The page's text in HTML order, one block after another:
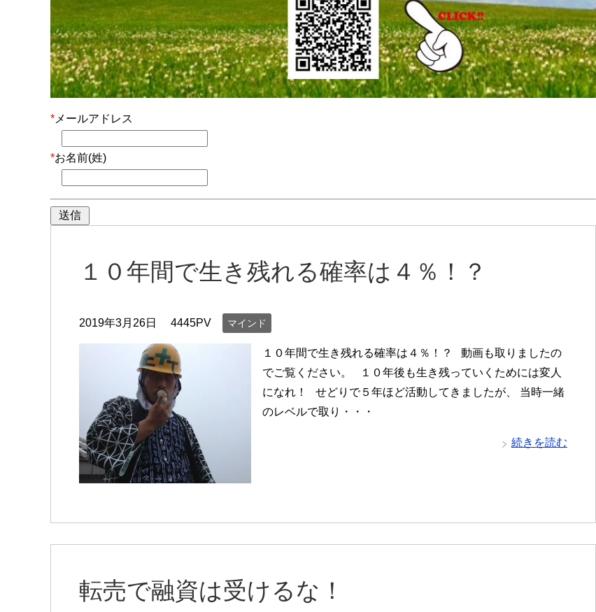
* メールアドレス
*お名前(姓)
１０年間で生き残れる確率は４％！？
2019年3月26日 4445PV マインド
１０年間で生き残れる確率は４％！？ 動画も取りましたの
でご覧ください。 １０年後も生き残っていくためには変人
になれ！ せどりで５年ほど活動してきましたが、 当時一緒
のレベルで取り・・・
続きを読む
転売で融資は受けるな！